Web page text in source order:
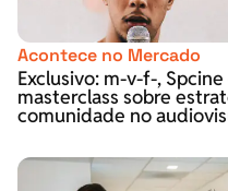
Acontece no Mercado
Exclusivo: m-v-f-,
masterclass sobre
comunidade no